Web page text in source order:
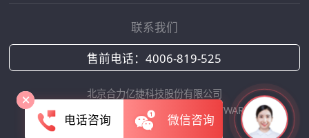
联系我们
售前电话：4006-819-525
北京合力亿捷科技股份有限公司
Copyright © 2025 HOLLYCRM SOFTWARE
京ICP备12042422号-1
电话咨询 微信咨询